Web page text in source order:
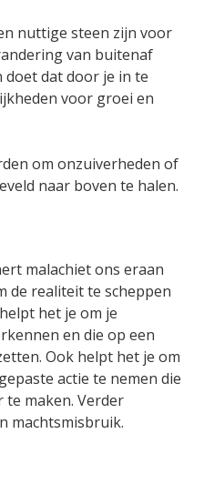
nuttige steen zijn voor
van buitenaf
dat door je in te
voor groei en
om onzuiverheden of
naar boven te halen.
malachiet ons eraan
de realiteit te scheppen
het je om je
en die op een
Ook helpt het je om
actie te nemen die
te maken. Verder
machtsmisbruik.